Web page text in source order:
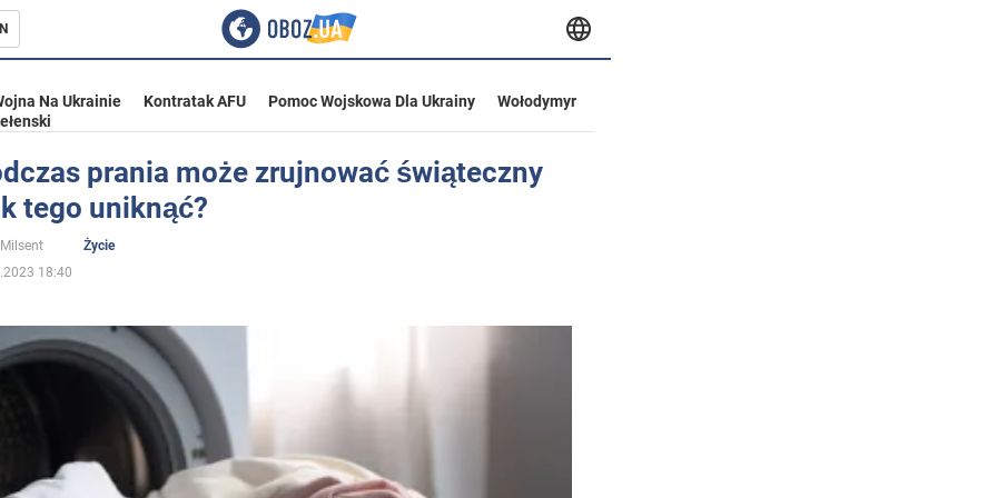
Ukrainie
Na Ukrainie Kontratak AFU Pomoc Wojskowa Dla Ukrainy
Wołodymyr
prania może zrujnować świąteczny
tego uniknąć?
Życie
18:40